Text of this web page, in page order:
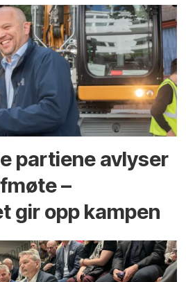
partiene avlyser
–
gir opp kampen